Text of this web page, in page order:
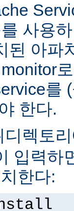
사용
된 아파
를
한다.
디렉토
입력하
한다: